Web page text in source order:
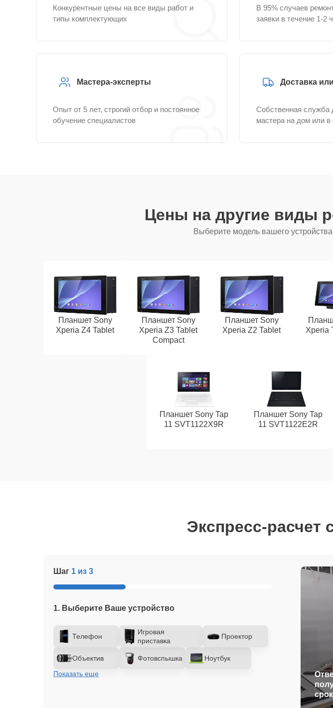
Конкурентные цены на все виды работ и
типы комплектующих
В 95% случаев
заявки в течение 1-2
Мастера-эксперты
Опыт от 5 лет, строгий отбор и постоянное
обучение специалистов
Доставка
Собственная служба
мастера на дом или в
Цены на другие виды
Выберите модель вашего
Планшет Sony
Xperia Z4 Tablet
Планшет Sony
Xperia Z3 Tablet
Compact
Планшет Sony
Xperia Z2 Tablet
Xperia
Планшет Sony Tap
11 SVT1122X9R
Планшет Sony Tap
11 SVT1122E2R
Экспресс-расчет
Шаг 1 из 3
1. Выберите Ваше устройство
Телефон
Игровая
приставка
Проектор
Объектив Фотовспышка
Ноутбук
Показать еще